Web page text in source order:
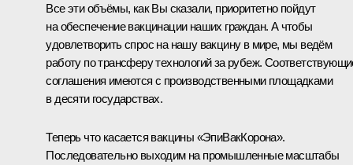
Все эти объёмы, как Вы сказали, приоритетно пойдут
на обеспечение вакцинации наших граждан. А чтобы
удовлетворить спрос на нашу вакцину в мире, мы ведём
работу по трансферу технологий за рубеж.
соглашения имеются с производственными площадками
в десяти государствах.
Теперь что касается вакцины «ЭпиВакКорона».
Последовательно выходим на промышленные масштабы